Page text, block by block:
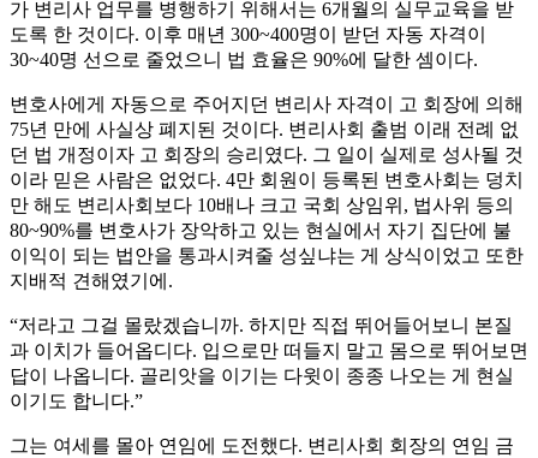
가 변리사 업무를 병행하기 위해서는 6개월의 실무교육을 받
도록 한 것이다. 이후 매년 300~400명이 받던 자동 자격이
30~40명 선으로 줄었으니 법 효율은 90%에 달한 셈이다.
변호사에게 자동으로 주어지던 변리사 자격이 고 회장에 의해
75년 만에 사실상 폐지된 것이다. 변리사회 출범 이래 전례 없
던 법 개정이자 고 회장의 승리였다. 그 일이 실제로 성사될 것
이라 믿은 사람은 없었다. 4만 회원이 등록된 변호사회는 덩치
만 해도 변리사회보다 10배나 크고 국회 상임위, 법사위 등의
80~90%를 변호사가 장악하고 있는 현실에서 자기 집단에 불
이익이 되는 법안을 통과시켜줄 성싶냐는 게 상식이었고 또한
지배적 견해였기에.
“저라고 그걸 몰랐겠습니까. 하지만 직접 뛰어들어보니 본질
과 이치가 들어옵디다. 입으로만 떠들지 말고 몸으로 뛰어보면
답이 나옵니다. 골리앗을 이기는 다윗이 종종 나오는 게 현실
이기도 합니다.”
그는 여세를 몰아 연임에 도전했다. 변리사회 회장의 연임 금